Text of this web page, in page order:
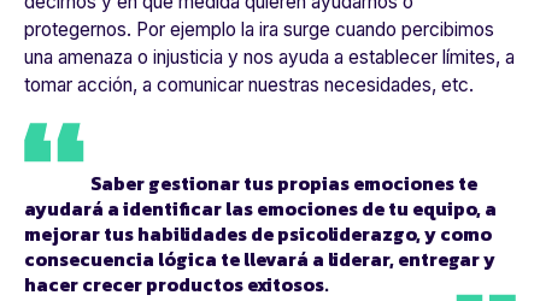
protegernos. Por ejemplo la ira surge cuando percibimos
una amenaza o injusticia y nos ayuda a establecer límites, a
tomar acción, a comunicar nuestras necesidades, etc.
Saber gestionar tus propias emociones te
ayudará a identificar las emociones de tu equipo, a
mejorar tus habilidades depsicoliderazgo, y como
consecuencia lógica te llevará a liderar, entregar y
hacer crecer productos exitosos.